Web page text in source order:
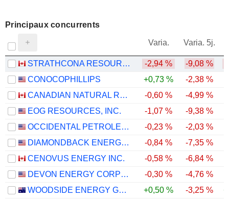
Principaux concurrents
Varia. Varia. 5j.
STRATHCONA RESOURCES LTD.
-2,94 % -9,08 %
CONOCOPHILLIPS
+0,73 % -2,38 %
CANADIAN NATURAL RESOURCES LIMITED
-0,60 % -4,99 %
EOG RESOURCES, INC.
-1,07 % -9,38 %
OCCIDENTAL PETROLEUM CORPORATION
-0,23 % -2,03 %
DIAMONDBACK ENERGY, INC.
-0,84 % -7,35 %
CENOVUS ENERGY INC.
-0,58 % -6,84 %
DEVON ENERGY CORPORATION
-0,30 % -4,76 %
WOODSIDE ENERGY GROUP LTD
+0,50 % -3,25 %